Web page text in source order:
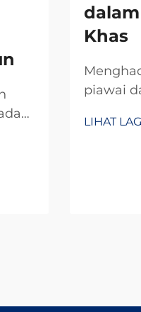
Khas
piawai
selama
LIHAT